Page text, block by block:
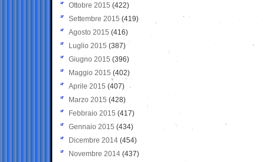
Ottobre 2015 (422)
Settembre 2015 (419)
Agosto 2015 (416)
Luglio 2015 (387)
Giugno 2015 (396)
Maggio 2015 (402)
Aprile 2015 (407)
Marzo 2015 (428)
Febbraio 2015 (417)
Gennaio 2015 (434)
Dicembre 2014 (454)
Novembre 2014 (437)